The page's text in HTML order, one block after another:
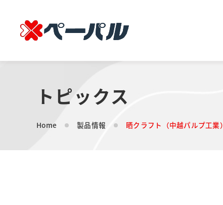
トピックス
Home 製品情報 晒クラフト（中越パルプ工業）